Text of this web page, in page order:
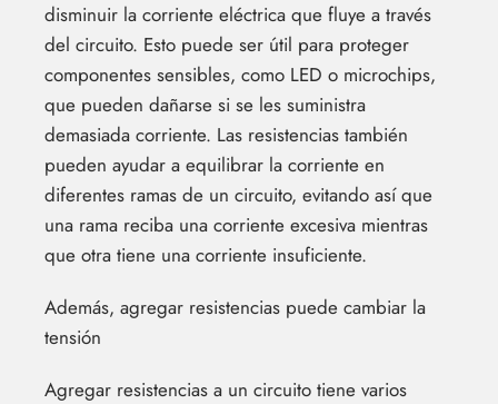
disminuir la corriente eléctrica que fluye a través
del circuito. Esto puede ser útil para proteger
componentes sensibles, como LED o microchips,
que pueden dañarse si se les suministra
demasiada corriente. Las resistencias también
pueden ayudar a equilibrar la corriente en
diferentes ramas de un circuito, evitando así que
una rama reciba una corriente excesiva mientras
que otra tiene una corriente insuficiente.
Además, agregar resistencias puede cambiar la
tensión
Agregar resistencias a un circuito tiene varios